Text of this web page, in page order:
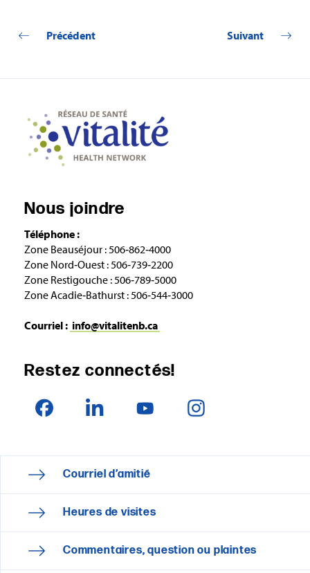
Précédent Suivant
Nous joindre
Téléphone :
Zone Beauséjour : 506‑862‑4000
Zone Nord‑Ouest : 506‑739‑2200
Zone Restigouche : 506‑789‑5000
Zone Acadie‑Bathurst : 506‑544‑3000
Courriel : info@vitalitenb.ca
Restez connectés!
Courriel d’amitié
Heures de visites
Commentaires, question ou plaintes